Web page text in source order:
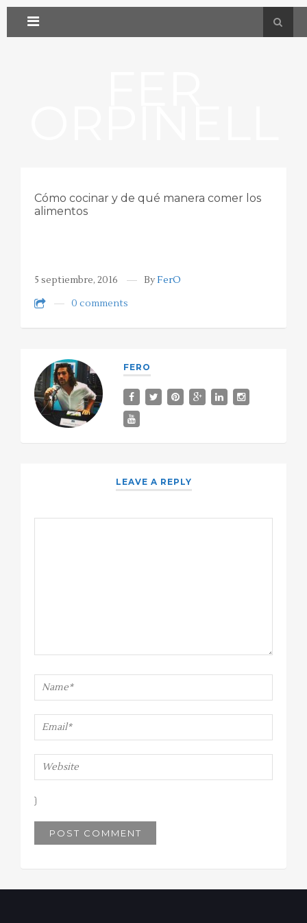
Cómo cocinar y de qué manera comer los
alimentos
5 septiembre, 2016 ByFerO
0 comments
FERO
LEAVE A REPLY